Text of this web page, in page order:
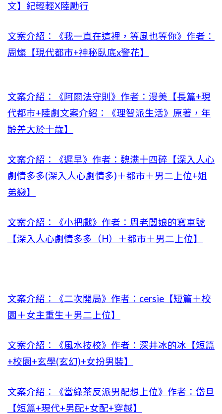
文】紀輕輕X陸勵行
文案介紹：《我一直在這裡，等風也等你》作者：
周燦【現代都市+神秘臥底x警花】
文案介紹：《阿爾法守則》作者：漫美【長篇+現
代都市+陸劇文案介紹：《理智派生活》原著，年
齡差大於十歲】
文案介紹：《遲早》作者：魏满十四碎【深入人心
劇情多多(深入人心劇情多)＋都市＋男二上位+姐
弟戀】
文案介紹：《小把戲》作者：周老闆娘的寫車號
【深入人心劇情多多（H）＋都市＋男二上位】
文案介紹：《二次開局》作者：cersie【短篇＋校
園＋女主重生＋男二上位】
文案介紹：《風水技校》作者：深井冰的冰【短篇
+校園+玄學(玄幻)+女扮男裝】
文案介紹：《當綠茶反派男配想上位》作者：岱旦
【短篇+現代+男配+女配+穿越】